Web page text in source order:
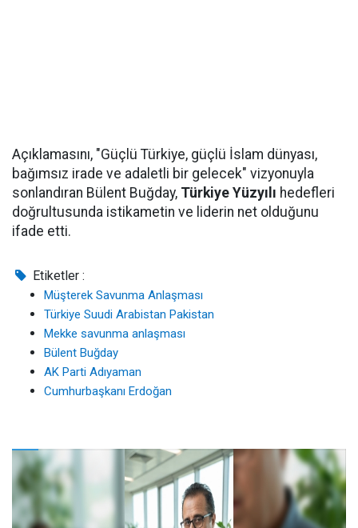
Açıklamasını, "Güçlü Türkiye, güçlü İslam dünyası,
bağımsız irade ve adaletli bir gelecek" vizyonuyla
sonlandıran Bülent Buğday, Türkiye Yüzyılı hedefleri
doğrultusunda istikametin ve liderin net olduğunu
ifade etti.
Etiketler :
Müşterek Savunma Anlaşması
Türkiye Suudi Arabistan Pakistan
Mekke savunma anlaşması
Bülent Buğday
AK Parti Adıyaman
Cumhurbaşkanı Erdoğan